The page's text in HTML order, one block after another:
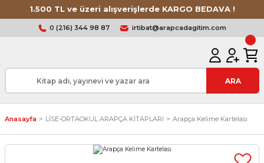
1.500 TL ve üzeri alışverişlerde KARGO BEDAVA !
0 (216) 344 98 87 irtibat@arapcadagitim.com
ARA
Anasayfa LİSE-ORTAOKUL ARAPÇA KİTAPLARI Arapça Kelime Kartelası